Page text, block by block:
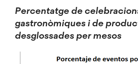
Percentatge de
gastronòmiques i de
desglossades per mesos